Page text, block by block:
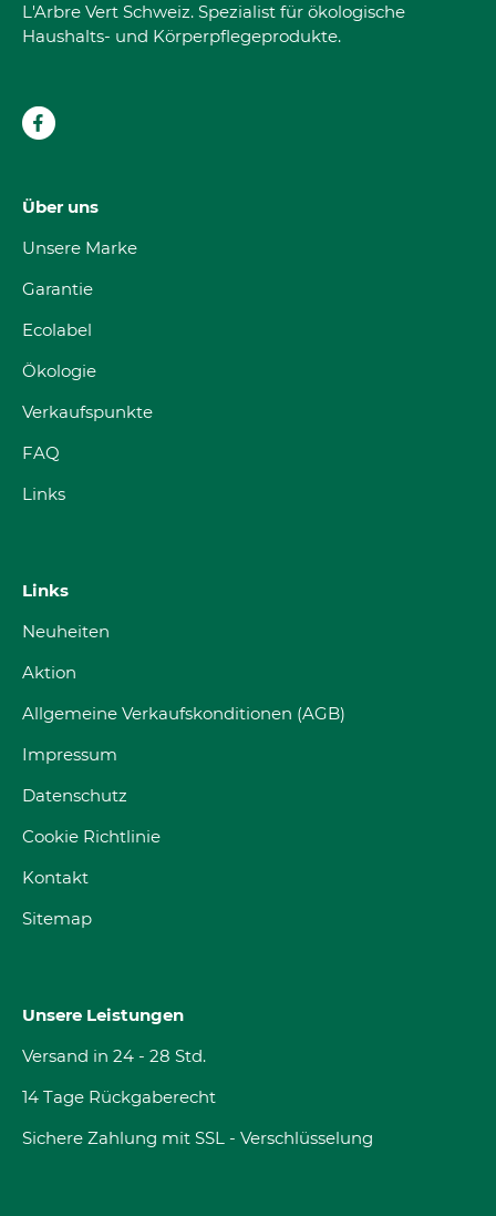
L'Arbre Vert Schweiz. Spezialist für ökologische
Haushalts- und Körperpflegeprodukte.
Über uns
Unsere Marke
Garantie
Ecolabel
Ökologie
Verkaufspunkte
FAQ
Links
Links
Neuheiten
Aktion
Allgemeine Verkaufskonditionen (AGB)
Impressum
Datenschutz
Cookie Richtlinie
Kontakt
Sitemap
Unsere Leistungen
Versand in 24 - 28 Std.
14 Tage Rückgaberecht
Sichere Zahlung mit SSL - Verschlüsselung